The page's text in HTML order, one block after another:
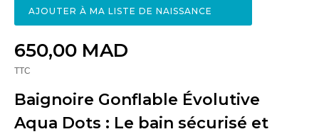
AJOUTER À MA LISTE DE NAISSANCE
650,00 MAD
TTC
Baignoire Gonflable Évolutive
Aqua Dots : Le bain sécurisé et